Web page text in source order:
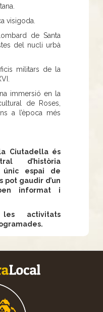
visigoda.
de Santa
del nucli urbà
militars de la
immersió en la
de Roses,
a l’època més
Ciutadella és
d’història
únic espai de
pot gaudir d’un
informat i
activitats